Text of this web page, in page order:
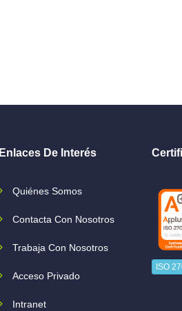
Enlaces De Interés
Quiénes Somos
Contacta Con Nosotros
Trabaja Con Nosotros
Acceso Privado
Intranet
ISO